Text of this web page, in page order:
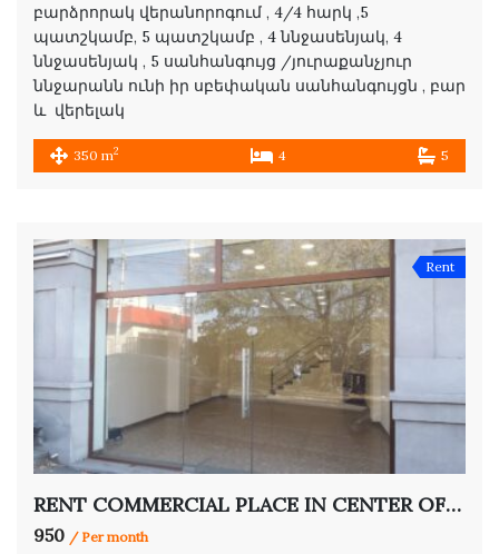
բարձրորակ վերանորոգում , 4/4 հարկ ,5
պատշկամբ, 5 պատշկամբ , 4 ննջասենյակ, 4
ննջասենյակ , 5 սանհանգույց /յուրաքանչյուր
ննջարանն ունի իր սբեփական սանհանգույցն , բար
և վերելակ
350 m2 4 5
Rent
RENT COMMERCIAL PLACE IN CENTER OF YEREVAN
950 / Per month